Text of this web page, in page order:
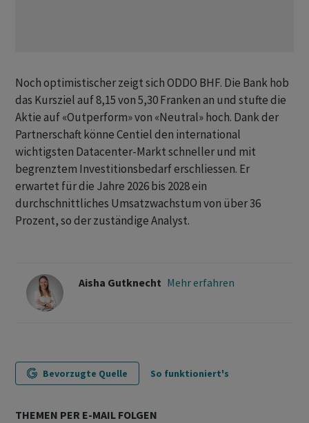
Noch optimistischer zeigt sich ODDO BHF. Die Bank hob
das Kursziel auf 8,15 von 5,30 Franken an und stufte die
Aktie auf «Outperform» von «Neutral» hoch. Dank der
Partnerschaft könne Centiel den international
wichtigsten Datacenter-Markt schneller und mit
begrenztem Investitionsbedarf erschliessen. Er
erwartet für die Jahre 2026 bis 2028 ein
durchschnittliches Umsatzwachstum von über 36
Prozent, so der zuständige Analyst.
Aisha Gutknecht Mehr erfahren
Bevorzugte Quelle So funktioniert's
THEMEN PER E-MAIL FOLGEN